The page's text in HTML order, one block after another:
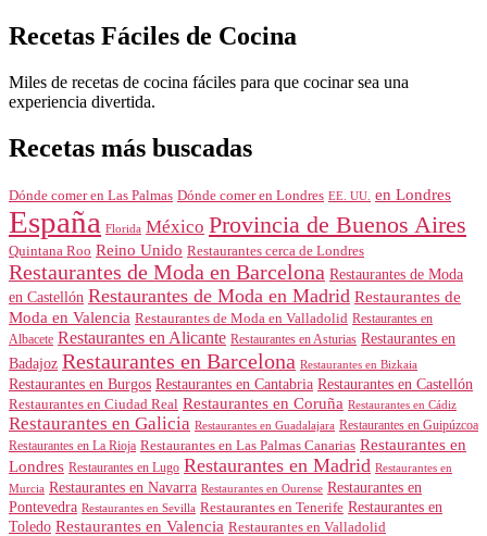
Recetas Fáciles de Cocina
Miles de recetas de cocina fáciles para que cocinar sea una
experiencia divertida.
Recetas más buscadas
Dónde comer en Las Palmas Dónde comer en Londres EE. UU. en Londres
España Florida México Provincia de Buenos Aires
Quintana Roo Reino Unido Restaurantes cerca de Londres
Restaurantes de Moda en Barcelona Restaurantes de Moda
en Castellón Restaurantes de Moda en Madrid Restaurantes de
Moda en Valencia Restaurantes de Moda en Valladolid Restaurantes en
Albacete Restaurantes en Alicante Restaurantes en Asturias Restaurantes en
Badajoz Restaurantes en Barcelona Restaurantes en Bizkaia
Restaurantes en Burgos Restaurantes en Cantabria Restaurantes en Castellón
Restaurantes en Ciudad Real Restaurantes en Coruña Restaurantes en Cádiz
Restaurantes en Galicia Restaurantes en Guadalajara Restaurantes en Guipúzcoa
Restaurantes en La Rioja Restaurantes en Las Palmas Canarias Restaurantes en
Londres Restaurantes en Lugo Restaurantes en Madrid Restaurantes en
Murcia Restaurantes en Navarra Restaurantes en Ourense Restaurantes en
Pontevedra Restaurantes en Sevilla Restaurantes en Tenerife Restaurantes en
Toledo Restaurantes en Valencia Restaurantes en Valladolid